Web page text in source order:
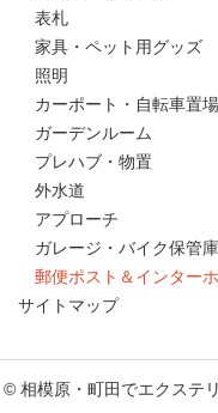
表札
家具・ペット用グッズ
照明
カーポート・自転車置場
ガーデンルーム
プレハブ・物置
外水道
アプローチ
ガレージ・バイク保管庫
郵便ポスト＆インター
サイトマップ
© 相模原・町田でエクステ